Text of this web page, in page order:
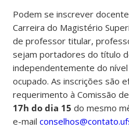
Podem se inscrever
Carreira do Magistério
de professor titular,
sejam portadores do título
independentemente do
ocupado. As inscrições são
requerimento à Comissão de
17h do dia 15 do mesmo
e-mail